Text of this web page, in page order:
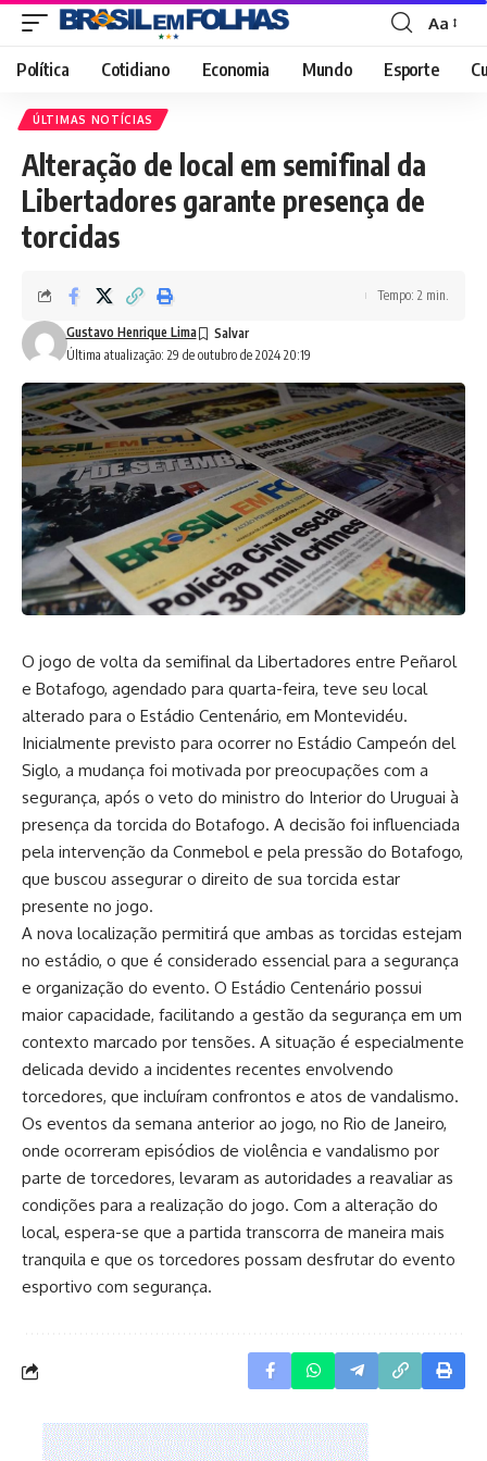
Font
Resizer
Aa
Política Cotidiano Economia Mundo Esporte
ÚLTIMAS NOTÍCIAS
Alteração de local em semifinal da
Libertadores garante presença de
torcidas
Última atualização: 29 de outubro de 2024 20:19
Gustavo Henrique Lima
Tempo: 2 min.
O jogo de volta da semifinal da Libertadores entre Peñarol
e Botafogo, agendado para quarta-feira, teve seu local
alterado para o Estádio Centenário, em Montevidéu.
Inicialmente previsto para ocorrer no Estádio Campeón del
Siglo, a mudança foi motivada por preocupações com a
segurança, após o veto do ministro do Interior do Uruguai à
presença da torcida do Botafogo. A decisão foi influenciada
pela intervenção da Conmebol e pela pressão do Botafogo,
que buscou assegurar o direito de sua torcida estar
presente no jogo.
A nova localização permitirá que ambas as torcidas estejam
no estádio, o que é considerado essencial para a segurança
e organização do evento. O Estádio Centenário possui
maior capacidade, facilitando a gestão da segurança em um
contexto marcado por tensões. A situação é especialmente
delicada devido a incidentes recentes envolvendo
torcedores, que incluíram confrontos e atos de vandalismo.
Os eventos da semana anterior ao jogo, no Rio de Janeiro,
onde ocorreram episódios de violência e vandalismo por
parte de torcedores, levaram as autoridades a reavaliar as
condições para a realização do jogo. Com a alteração do
local, espera-se que a partida transcorra de maneira mais
tranquila e que os torcedores possam desfrutar do evento
esportivo com segurança.